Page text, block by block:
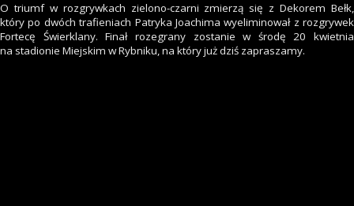
O triumf w rozgrywkach zielono-czarni zmierzą się z Dekorem Bełk,
który po dwóch trafieniach Patryka Joachima wyeliminował z rozgrywek
Fortecę Świerklany. Finał rozegrany zostanie w środę 20 kwietnia
na stadionie Miejskim w Rybniku, na który już dziś zapraszamy.